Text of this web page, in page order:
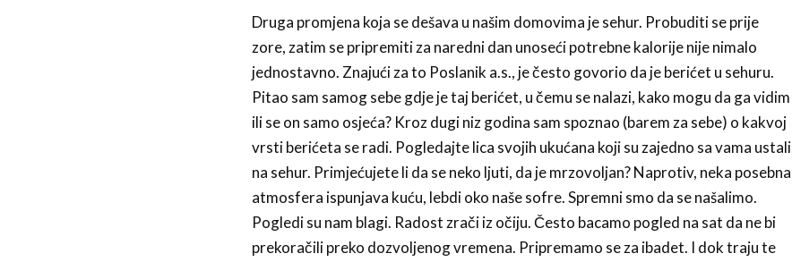
Druga promjena koja se dešava u našim domovima je sehur. Probuditi se prije
zore, zatim se pripremiti za naredni dan unoseći potrebne kalorije nije nimalo
jednostavno. Znajući za to Poslanik a.s., je često govorio da je berićet u sehuru.
Pitao sam samog sebe gdje je taj berićet, u čemu se nalazi, kako mogu da ga vidim
ili se on samo osjeća? Kroz dugi niz godina sam spoznao (barem za sebe) o kakvoj
vrsti berićeta se radi. Pogledajte lica svojih ukućana koji su zajedno sa vama ustali
na sehur. Primjećujete li da se neko ljuti, da je mrzovoljan? Naprotiv, neka posebna
atmosfera ispunjava kuću, lebdi oko naše sofre. Spremni smo da se našalimo.
Pogledi su nam blagi. Radost zrači iz očiju. Često bacamo pogled na sat da ne bi
prekoračili preko dozvoljenog vremena. Pripremamo se za ibadet. I dok traju te